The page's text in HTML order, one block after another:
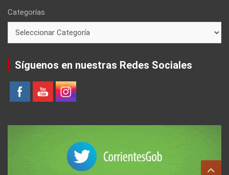
Categorías
Síguenos en nuestras Redes Sociales